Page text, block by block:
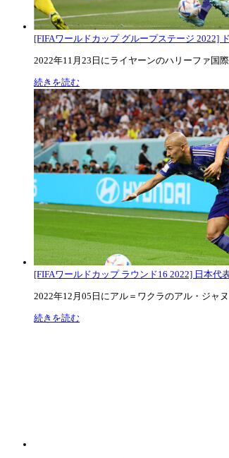
[FIFAワールドカップ グループステージ 2022]
2022年11月23日にライヤーンのハリーファ国
続きを読む
[FIFAワールドカップ ラウンド16 2022] 日本代
2022年12月05日にアル＝ワクラのアル・ジャ
続きを読む